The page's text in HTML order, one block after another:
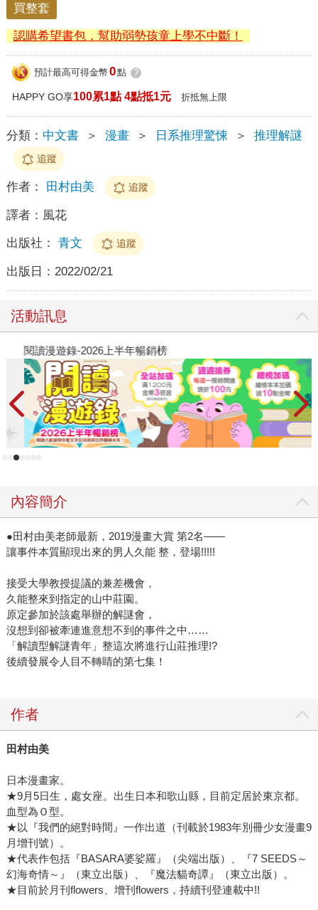
買整套
認購希望書包，幫助弱勢孩童上學不中斷！
預計最高可得金幣 0點 ?
HAPPY GO享100累1點 4點抵1元 折抵無上限
分類： 中文書 ＞ 漫畫 ＞ 日系推理驚悚 ＞ 推理解謎
追蹤
作者： 田村由美 追蹤
譯者： 風花
出版社： 青文 追蹤
出版日： 2022/02/21
活動訊息
閱讀漫遊錄-2026上半年暢銷榜
內容簡介
●田村由美老師最新，2019漫畫大賞 第2名——
讓事件本質顯現出來的男人久能 整，登場!!!!!
接受大學教授提議的兼差機會，
久能整來到指定的山中莊園。
原定參加於該處舉辦的解謎會，
沒想到卻被牽連進意想不到的事件之中……
「解讀型解謎青年」整這次將進行山莊推理!?
後續發展令人目不轉睛的第七集！
作者
田村由美
日本漫畫家。
★9月5日生，處女座。出生日本和歌山縣，目前定居於東京都。
血型為Ｏ型。
★以『我們的絕對時間』一作出道（刊載於1983年別冊少女漫畫9
月增刊號）。
★代表作包括『BASARA婆娑羅』（尖端出版）、『7 SEEDS～
幻海奇情～』（東立出版）、『魔法貓奇譚』（東立出版）。
★目前於月刊flowers、增刊flowers，持續刊登連載中!!